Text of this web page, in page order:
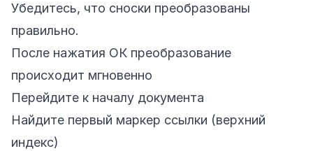
Убедитесь, что сноски преобразованы
правильно.
После нажатия ОК преобразование
происходит мгновенно
Перейдите к началу документа
Найдите первый маркер ссылки (верхний
индекс)